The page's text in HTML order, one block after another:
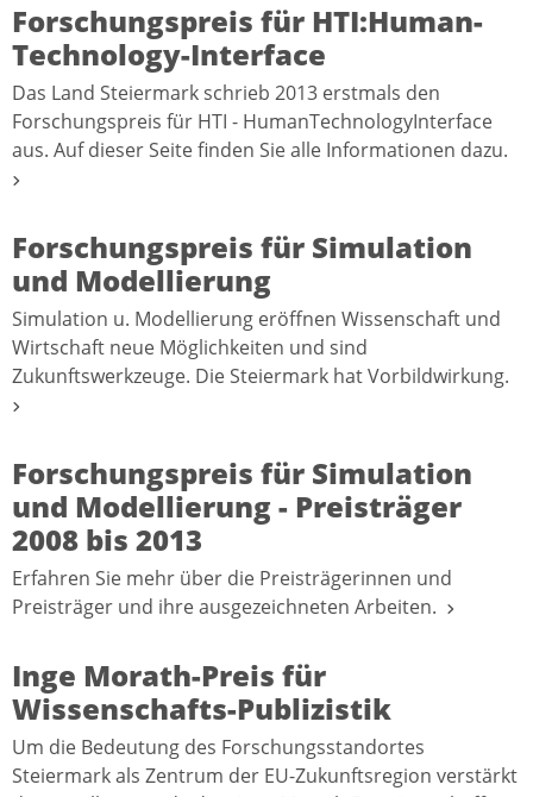
Forschungspreis für HTI:Human-
Technology-Interface
Das Land Steiermark schrieb 2013 erstmals den
Forschungspreis für HTI - HumanTechnologyInterface
aus. Auf dieser Seite finden Sie alle Informationen dazu.
Forschungspreis für Simulation
und Modellierung
Simulation u. Modellierung eröffnen Wissenschaft und
Wirtschaft neue Möglichkeiten und sind
Zukunftswerkzeuge. Die Steiermark hat Vorbildwirkung.
Forschungspreis für Simulation
und Modellierung - Preisträger
2008 bis 2013
Erfahren Sie mehr über die Preisträgerinnen und
Preisträger und ihre ausgezeichneten Arbeiten.
Inge Morath-Preis für
Wissenschafts-Publizistik
Um die Bedeutung des Forschungsstandortes
Steiermark als Zentrum der EU-Zukunftsregion verstärkt